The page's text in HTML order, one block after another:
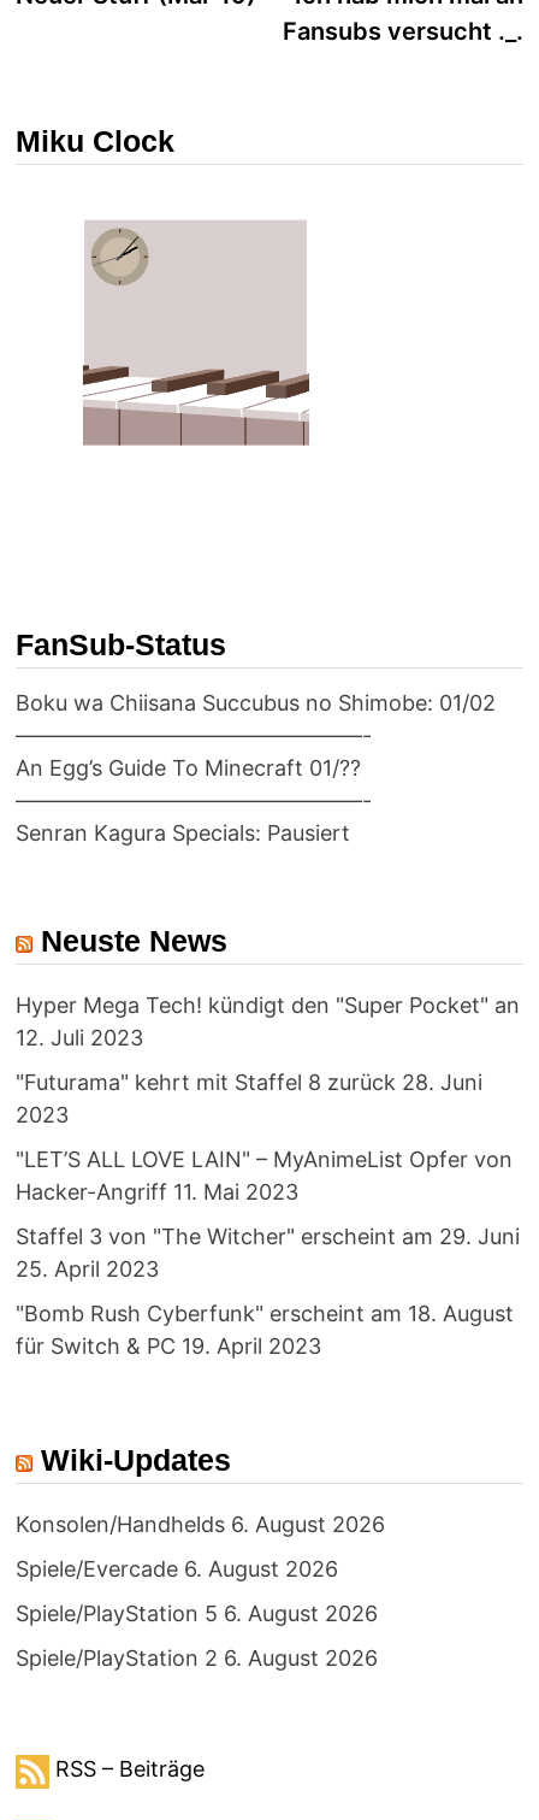
Fansubs versucht ._.
Miku Clock
FanSub-Status
Boku wa Chiisana Succubus no Shimobe: 01/02
————————————————-
An Egg’s Guide To Minecraft 01/??
————————————————-
Senran Kagura Specials: Pausiert
Neuste News
Hyper Mega Tech! kündigt den "Super Pocket" an
12. Juli 2023
"Futurama" kehrt mit Staffel 8 zurück 28. Juni
2023
"LET’S ALL LOVE LAIN" – MyAnimeList Opfer von
Hacker-Angriff 11. Mai 2023
Staffel 3 von "The Witcher" erscheint am 29. Juni
25. April 2023
"Bomb Rush Cyberfunk" erscheint am 18. August
für Switch & PC 19. April 2023
Wiki-Updates
Konsolen/Handhelds 6. August 2026
Spiele/Evercade 6. August 2026
Spiele/PlayStation 5 6. August 2026
Spiele/PlayStation 2 6. August 2026
RSS – Beiträge